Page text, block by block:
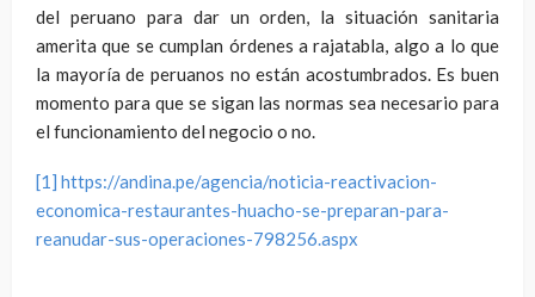
del peruano para dar un orden, la situación sanitaria
amerita que se cumplan órdenes a rajatabla, algo a lo que
la mayoría de peruanos no están acostumbrados. Es buen
momento para que se sigan las normas sea necesario para
el funcionamiento del negocio o no.
[1] https://andina.pe/agencia/noticia-reactivacion-
economica-restaurantes-huacho-se-preparan-para-
reanudar-sus-operaciones-798256.aspx